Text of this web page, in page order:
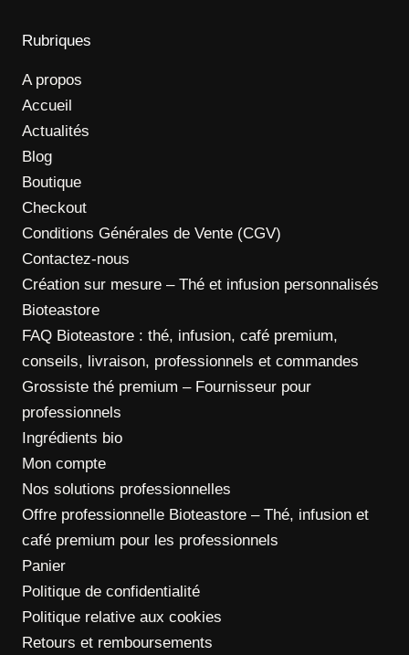
Rubriques
A propos
Accueil
Actualités
Blog
Boutique
Checkout
Conditions Générales de Vente (CGV)
Contactez-nous
Création sur mesure – Thé et infusion personnalisés
Bioteastore
FAQ Bioteastore : thé, infusion, café premium,
conseils, livraison, professionnels et commandes
Grossiste thé premium – Fournisseur pour
professionnels
Ingrédients bio
Mon compte
Nos solutions professionnelles
Offre professionnelle Bioteastore – Thé, infusion et
café premium pour les professionnels
Panier
Politique de confidentialité
Politique relative aux cookies
Retours et remboursements